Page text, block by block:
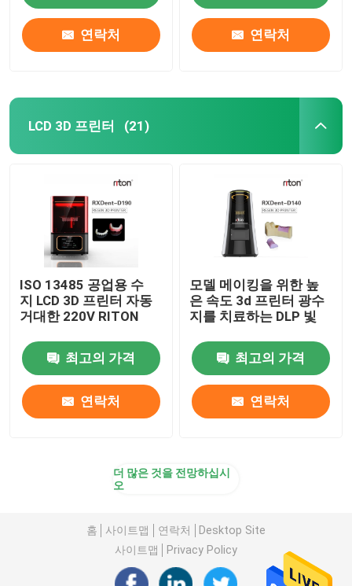
연락처 연락처
LCD 3D 프린터 (21)
ISO 13485 공업용 수
지 LCD 3D 프린터 자동
거대한 220V RITON
최고의 가격
연락처
모델 메이킹을 위한 높
은 속도 3d 프린터 광수
지를 치료하는 DLP 빛
최고의 가격
연락처
더 많은 것을 전망하십시
오
홈 사이트맵 연락처
Desktop Site
사이트맵
Privacy Policy